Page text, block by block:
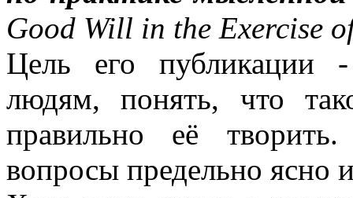
Good Will in the Exercise
Цель его публикации
людям, понять, что
правильно её
вопросы предельно ясно